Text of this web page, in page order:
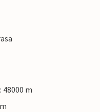
48000 m